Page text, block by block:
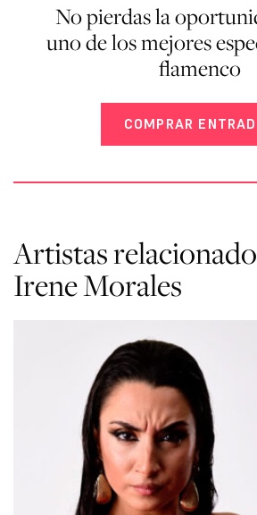
No pierdas la
uno de los mejores
flamenco
COMPRAR
Artistas
Irene Morales